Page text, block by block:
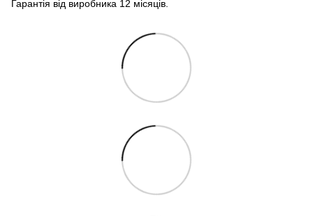
Гарантія від виробника 12 місяців.